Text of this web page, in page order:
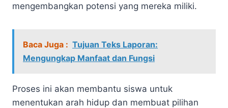
mengembangkan potensi yang mereka miliki.
Baca Juga : Tujuan Teks Laporan:
Mengungkap Manfaat dan Fungsi
Proses ini akan membantu siswa untuk
menentukan arah hidup dan membuat pilihan